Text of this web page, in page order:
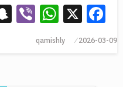
Facebook
X
2026-03-09
qamishly